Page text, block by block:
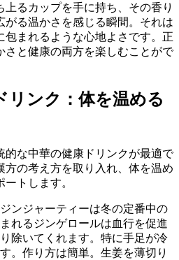
るカップを手に持ち、その香り
がる温かさを感じる瞬間。それは
包まれるような心地よさです。正
さと健康の両方を楽しむことがで
リンク：体を温める
的な中華の健康ドリンクが最適で
方の考え方を取り入れ、体を温め
トします。
ジンジャーティーは冬の定番中の
れるジンゲロールは血行を促進
除いてくれます。特に手足が冷
。作り方は簡単。生姜を薄切り